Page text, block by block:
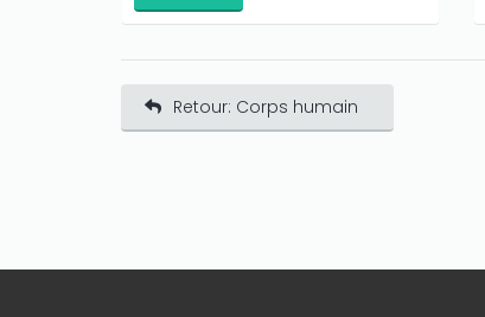
Retour: Corps humain